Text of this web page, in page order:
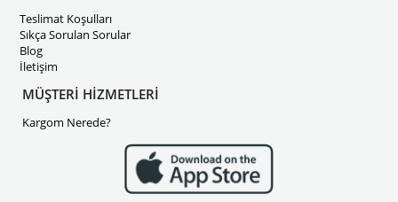
Teslimat Koşulları
Sıkça Sorulan Sorular
Blog
İletişim
MÜŞTERİ HİZMETLERİ
Kargom Nerede?